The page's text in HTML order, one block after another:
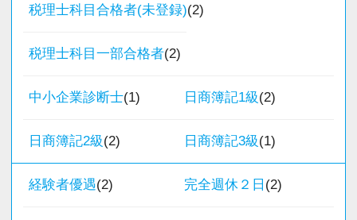
・将来的にマネジメントに関わりたい方
・事前に気軽な面談を実施
・ざっくばらんに質問OK
・納得後に選考へ進めます
・入社時期は柔軟に対応
個人事務所ならではの自由な雰囲気で、気負い
職員同士の距離も近く、先輩へ相談しながら業
パソコン作業になりますので、目や脳が疲れた
を進めています。
★入社後の仕事内容★
税理士科目合格者(未登録)(2)
税理士科目一部合格者(2)
中小企業診断士(1) 日商簿記1級(2)
日商簿記2級(2) 日商簿記3級(1)
経験者優遇(2) 完全週休２日 (2)